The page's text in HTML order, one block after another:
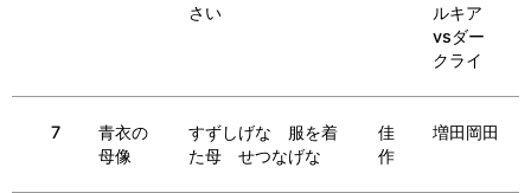
さい
ルキア
vsダー
クライ
7
青衣の
母像
すずしげな 服を着
た母 せつなげな
佳
作
増田岡田